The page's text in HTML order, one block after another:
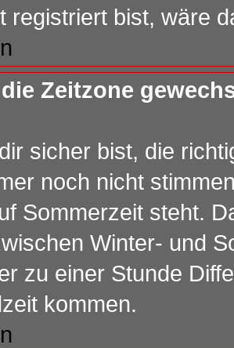
registriert bist, wäre
Zeitzone
sicher bist, die
noch nicht
Sommerzeit steht.
Winter- und
zu einer Stunde
kommen.